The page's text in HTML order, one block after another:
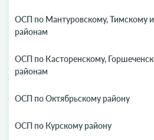
ОСП по Мантуровскому, Тимскому
районам
ОСП по Касторенскому,
районам
ОСП по Октябрьскому району
ОСП по Курскому району